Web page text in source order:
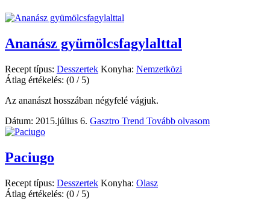
Ananász gyümölcsfagylalttal
Recept típus: Desszertek Konyha: Nemzetközi
Átlag értékelés: (0 / 5)
Az ananászt hosszában négyfelé vágjuk.
Dátum: 2015.július 6. Gasztro Trend Tovább olvasom
Paciugo
Recept típus: Desszertek Konyha: Olasz
Átlag értékelés: (0 / 5)